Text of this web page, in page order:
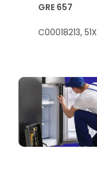
GRE 657
C00018213,